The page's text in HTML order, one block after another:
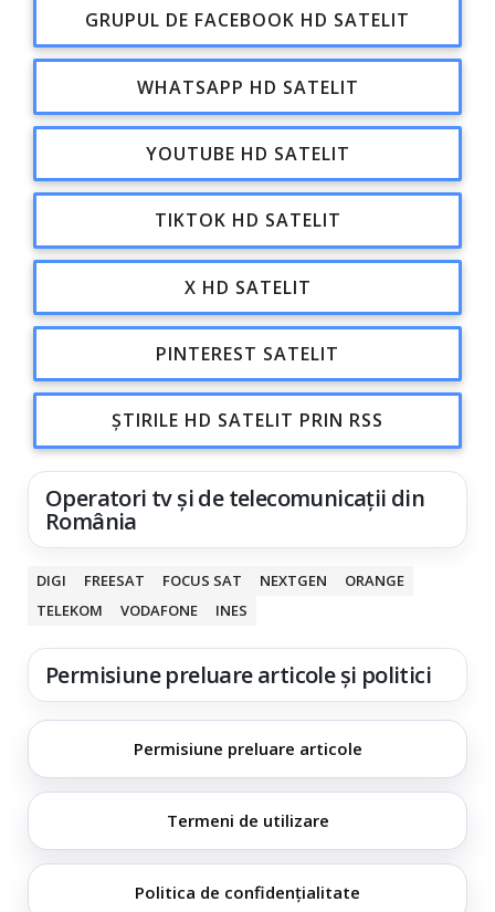
GRUPUL DE FACEBOOK HD SATELIT
WHATSAPP HD SATELIT
YOUTUBE HD SATELIT
TIKTOK HD SATELIT
X HD SATELIT
PINTEREST SATELIT
ȘTIRILE HD SATELIT PRIN RSS
Operatori tv și de telecomunicații din
România
DIGI FREESAT FOCUS SAT NEXTGEN
ORANGE
TELEKOM
VODAFONE INES
Permisiune preluare articole și politici
Permisiune preluare articole
Termeni de utilizare
Politica de confidențialitate